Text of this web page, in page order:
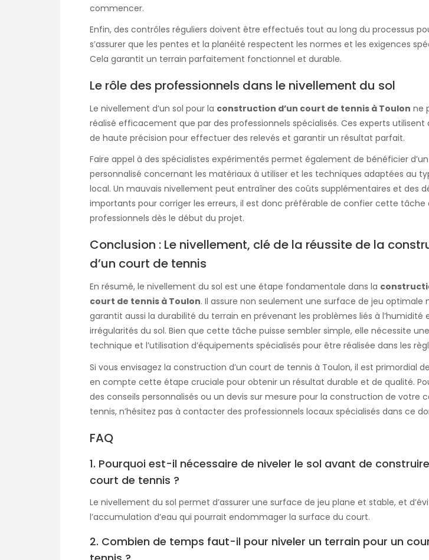
commencer.
Enfin, des contrôles réguliers doivent être effectués tout au long du processus
s’assurer que les pentes et la planéité respectent les normes et les exigences
Cela garantit un terrain parfaitement fonctionnel et durable.
Le rôle des professionnels dans le nivellement du sol
Le nivellement d’un sol pour la construction d’un court de tennis à Toulon ne
réalisé efficacement que par des professionnels spécialisés. Ces experts utilisent
de haute précision pour effectuer des relevés et garantir un résultat parfait.
Faire appel à des spécialistes expérimentés permet également de bénéficier
personnalisé concernant les matériaux à utiliser et les techniques adaptées au
local. Un mauvais nivellement peut entraîner des coûts supplémentaires et des
importants pour corriger les erreurs, il est donc préférable de confier cette tâche
professionnels dès le début du projet.
Conclusion : Le nivellement, clé de la réussite de la
d’un court de tennis
En résumé, le nivellement du sol est une étape fondamentale dans la
court de tennis à Toulon. Il assure non seulement une surface de jeu optimale
garantit aussi la durabilité du terrain en prévenant les problèmes liés à l’humidité
irrégularités du sol. Bien que cette tâche puisse sembler simple, elle nécessite
technique et l’utilisation d’équipements spécialisés pour être réalisée dans les
Si vous envisagez la construction d’un court de tennis à Toulon, il est primordial
en compte cette étape cruciale pour obtenir un résultat durable et de qualité.
des conseils personnalisés ou un devis sur mesure pour la construction de votre
tennis, n’hésitez pas à contacter des professionnels locaux spécialisés dans ce
FAQ
1. Pourquoi est-il nécessaire de niveler le sol avant de
court de tennis ?
Le nivellement du sol permet d’assurer une surface de jeu plane et stable, et
l’accumulation d’eau qui pourrait endommager la surface du court.
2. Combien de temps faut-il pour niveler un terrain pour un